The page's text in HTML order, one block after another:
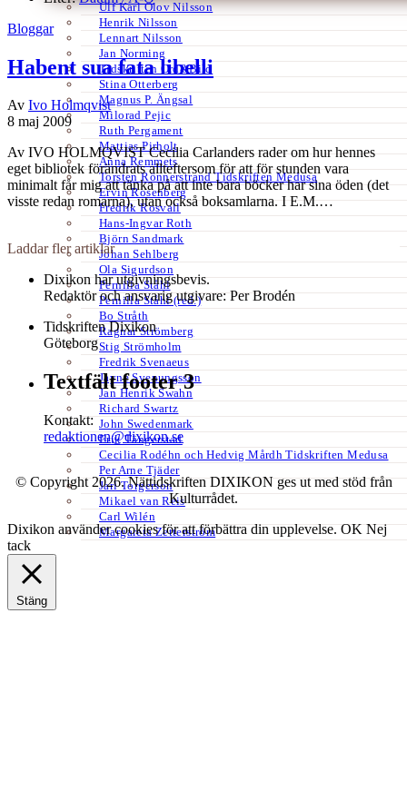
Ulf Karl Olov Nilsson
Henrik Nilsson
Lennart Nilsson
Jan Norming
Tidskriften Ord&Bild
Stina Otterberg
Magnus P. Ängsal
Milorad Pejic
Ruth Pergament
Mattias Pirholt
Anna Remmets
Torsten Rönnerstrand Tidskriften Medusa
Ervin Rosenberg
Fredrik Rosvall
Hans-Ingvar Roth
Björn Sandmark
Johan Sehlberg
Ola Sigurdson
Pernilla Ståhl
Pernilla Ståhl (red.)
Bo Stråth
Ragnar Strömberg
Stig Strömholm
Fredrik Svenaeus
Jayne Svenungsson
Jan Henrik Swahn
Richard Swartz
John Swedenmark
Erik Tängerstad
Cecilia Rodéhn och Hedvig Mårdh Tidskriften Medusa
Per Arne Tjäder
Jarl Torgerson
Mikael van Reis
Carl Wilén
Margareta Zetterström
Bloggar
Habent sua fata libelli
Av Ivo Holmqvist
8 maj 2009
Av IVO HOLMQVIST Cecilia Carlanders rader om hur hennes
eget bibliotek förändrats allteftersom för att för stunden vara
minimalt får mig att tänka på att inte bara böcker har sina öden (det
visste redan romarna), utan också boksamlarna. I E.M.…
Laddar fler artiklar
Dixikon har utgivningsbevis.
Redaktör och ansvarig utgivare: Per Brodén
Tidskriften Dixikon
Göteborg
Textfält footer 3
Kontakt:
redaktionen@dixikon.se
© Copyright 2026. Nättidskriften DIXIKON ges ut med stöd från
Kulturrådet.
Dixikon använder cookies för att förbättra din upplevelse.OK Nej
tack
Stäng